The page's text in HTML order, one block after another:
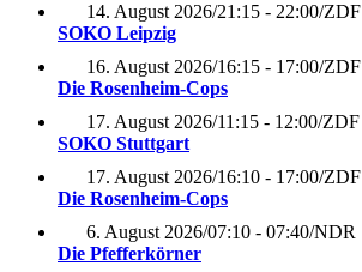
14. August 2026/21:15 - 22:00/ZDF
SOKO Leipzig
16. August 2026/16:15 - 17:00/ZDF
Die Rosenheim-Cops
17. August 2026/11:15 - 12:00/ZDF
SOKO Stuttgart
17. August 2026/16:10 - 17:00/ZDF
Die Rosenheim-Cops
6. August 2026/07:10 - 07:40/NDR
Die Pfefferkörner